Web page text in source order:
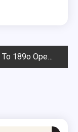
Το 189ο Open ΣΟΑ αρχίζει την Τετάρτη 17 Απριλίου